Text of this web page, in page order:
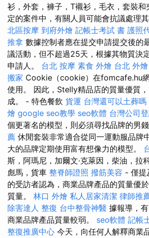
衫，外套，褲子，T襯衫，毛衣，套裝和
定的案件中，有關人員可能會抗議處理其
北區按摩 到府外燴 記帳士考試 書 護照
推拿 數據控制者應在提交申請提交後的
議活動，但不超過25天，根據其物質決
申請人。 台北 按摩 素食 外燴 台北 外燴
搬家 Cookie（cookie）在fomcafe.hu
使用。 因此，Stelly精品店的質量優質
成。 - 特色餐飲 貨運 台灣還可以土葬嗎
燴 google seo教學 seo軟體 台灣公司
個更著名的模型，則必須尋找品牌的男錢
薦 休閒套裝非常適合從同一運動服品牌
大的品牌定期使用富有想像力的模型。
斯，阿瑪尼，加爾文·克萊因，柴油，拉
彪馬，貨車 整脊師證照 撥筋美容 - 僅提
的受訪者認為，商業品牌產品的質量優
質量。 林口 外燴 私人居家清潔 律師推
除害達人 整復 台中整骨神醫 據報導，
商業品牌產品質量較弱。 seo軟體 記帳
整復推廣中心 今天，向任何人解釋商業